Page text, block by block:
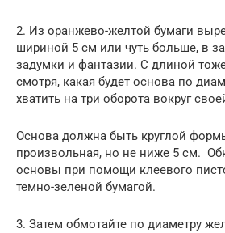
2. Из оранжево-желтой бумаги
шириной 5 см или чуть больше, в
задумки и фантазии. С длиной
смотря, какая будет основа по
хватить на три оборота вокруг
Основа должна быть круглой
произвольная, но не ниже 5 см.
основы при помощи клеевого
темно-зеленой бумагой.
3. Затем обмотайте по диаметру